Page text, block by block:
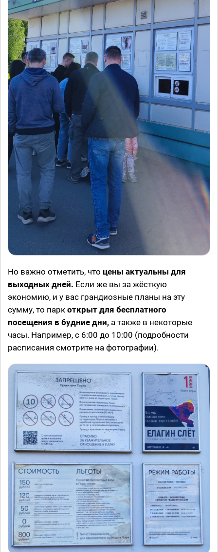
Но важно отметить, что цены актуальны для
выходных дней. Если же вы за жёсткую
экономию, и у вас грандиозные планы на эту
сумму, то парк открыт для бесплатного
посещения в будние дни, а также в некоторые
часы. Например, с 6:00 до 10:00 (подробности
расписания смотрите на фотографии).